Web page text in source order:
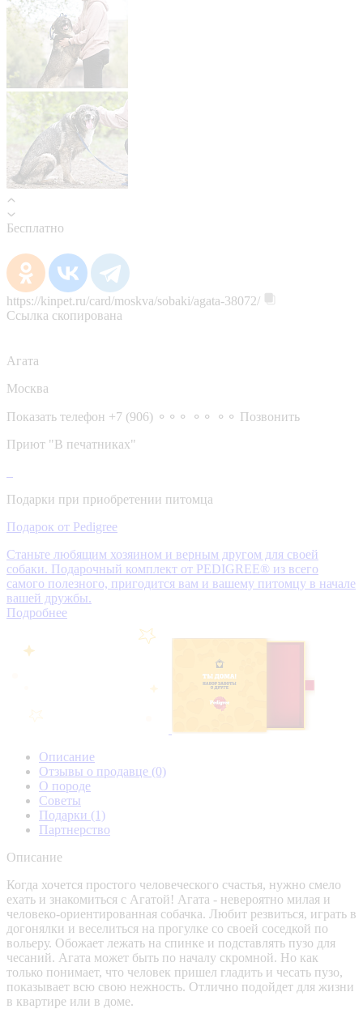
Бесплатно
https://kinpet.ru/card/moskva/sobaki/agata-38072/
Ссылка скопирована
Агата
Москва
Показать телефон +7 (906) ⚬⚬⚬ ⚬⚬ ⚬⚬ Позвонить
Приют "В печатниках"
Подарки при приобретении питомца
Подарок от Pedigree
Станьте любящим хозяином и верным другом для своей
собаки. Подарочный комплект от PEDIGREE® из всего
самого полезного, пригодится вам и вашему питомцу в начале
вашей дружбы.
Подробнее
Описание
Отзывы о продавце (0)
О породе
Советы
Подарки (1)
Партнерство
Описание
Когда хочется простого человеческого счастья, нужно смело
ехать и знакомиться с Агатой! Агата - невероятно милая и
человеко-ориентированная собачка. Любит резвиться, играть в
догонялки и веселиться на прогулке со своей соседкой по
вольеру. Обожает лежать на спинке и подставлять пузо для
чесаний. Агата может быть по началу скромной. Но как
только понимает, что человек пришел гладить и чесать пузо,
показывает всю свою нежность. Отлично подойдет для жизни
в квартире или в доме.